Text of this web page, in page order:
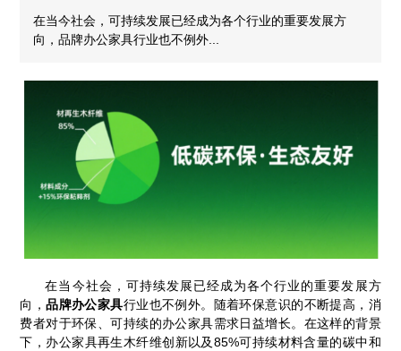
在当今社会，可持续发展已经成为各个行业的重要发展方
向，品牌办公家具行业也不例外...
在当今社会，可持续发展已经成为各个行业的重要发展方
向，品牌办公家具行业也不例外。随着环保意识的不断提高，消
费者对于环保、可持续的办公家具需求日益增长。在这样的背景
下，办公家具再生木纤维创新以及85%可持续材料含量的碳中和